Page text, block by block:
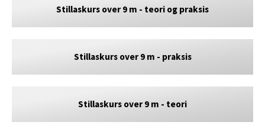
Stillaskurs over 9 m - teori og praksis
Stillaskurs over 9 m - praksis
Stillaskurs over 9 m - teori